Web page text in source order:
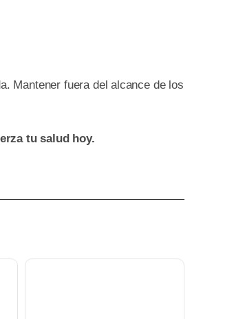
Mantener fuera del alcance de los
tu salud hoy.